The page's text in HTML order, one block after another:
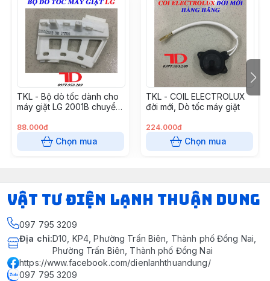
TKL - Bộ dò tốc dành cho
máy giặt LG 2001B chuyển
88.000đ
Chọn mua
TKL - COIL ELECTROLUX
đời mới, Dò tốc máy giặt
224.000đ
Chọn mua
VẬT TƯ ĐIỆN LẠNH THUẬN DUNG
097 795 3209
Địa chỉ:D10, KP4, Phường Trấn Biên, Thành phố Đồng Nai,
Phường Trấn Biên, Thành phố Đồng Nai
https://www.facebook.com/dienlanhthuandung/
097 795 3209